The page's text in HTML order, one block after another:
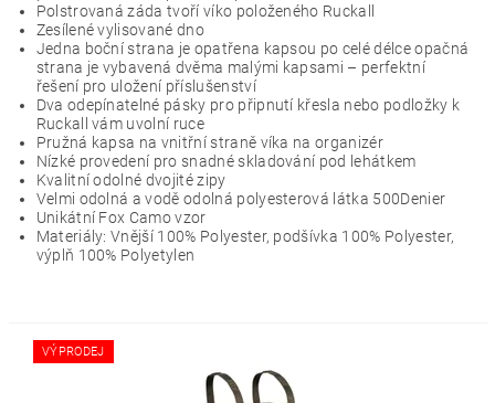
Polstrovaná záda tvoří víko položeného Ruckall
Zesílené vylisované dno
Jedna boční strana je opatřena kapsou po celé délce opačná
strana je vybavená dvěma malými kapsami – perfektní
řešení pro uložení příslušenství
Dva odepínatelné pásky pro připnutí křesla nebo podložky k
Ruckall vám uvolní ruce
Pružná kapsa na vnitřní straně víka na organizér
Nízké provedení pro snadné skladování pod lehátkem
Kvalitní odolné dvojité zipy
Velmi odolná a vodě odolná polyesterová látka 500Denier
Unikátní Fox Camo vzor
Materiály: Vnější 100% Polyester, podšívka 100% Polyester,
výplň 100% Polyetylen
VÝPRODEJ